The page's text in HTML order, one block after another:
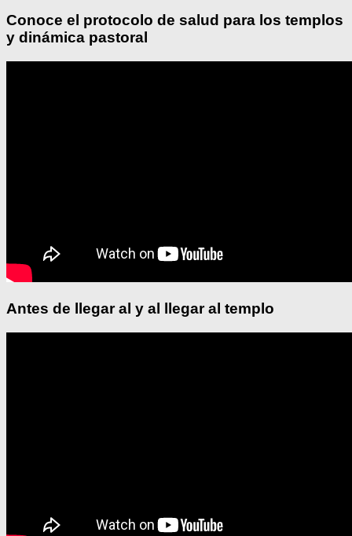
Conoce el protocolo de salud para los templos
y dinámica pastoral
Antes de llegar al y al llegar al templo